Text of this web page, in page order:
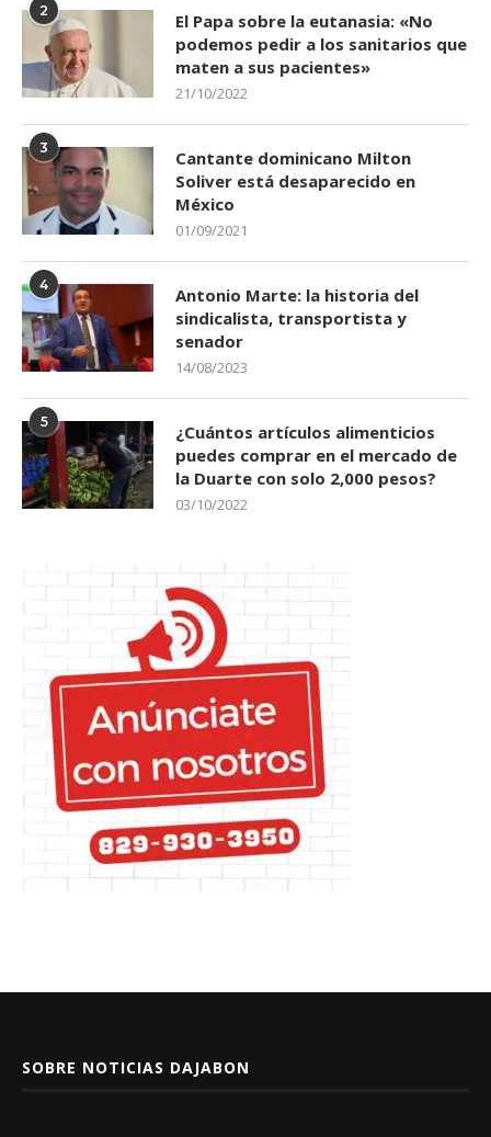
2
El Papa sobre la eutanasia: «No
podemos pedir a los sanitarios que
maten a sus pacientes»
21/10/2022
3
Cantante dominicano Milton
Soliver está desaparecido en
México
01/09/2021
4
Antonio Marte: la historia del
sindicalista, transportista y
senador
14/08/2023
5
¿Cuántos artículos alimenticios
puedes comprar en el mercado de
la Duarte con solo 2,000 pesos?
03/10/2022
SOBRE NOTICIAS DAJABON